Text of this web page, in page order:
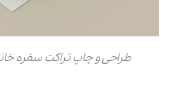
طراحی و چاپ تراکت سفره